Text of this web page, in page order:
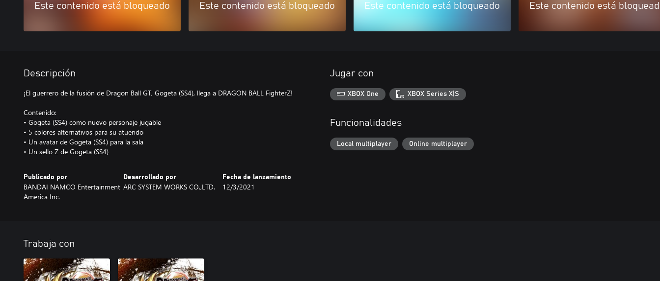
Este contenido está bloqueado Este contenido está bloqueado Este contenido está bloqueado Este contenido está
Descripción
¡El guerrero de la fusión de Dragon Ball GT, Gogeta (SS4), llega a DRAGON BALL FighterZ!
Contenido:
• Gogeta (SS4) como nuevo personaje jugable
• 5 colores alternativos para su atuendo
• Un avatar de Gogeta (SS4) para la sala
• Un sello Z de Gogeta (SS4)
Publicado por
BANDAI NAMCO Entertainment
America Inc.
Desarrollado por
ARC SYSTEM WORKS CO.,LTD.
Fecha de lanzamiento
12/3/2021
Jugar con
XBOX One XBOX Series X|S
Funcionalidades
Local multiplayer Online multiplayer
Trabaja con